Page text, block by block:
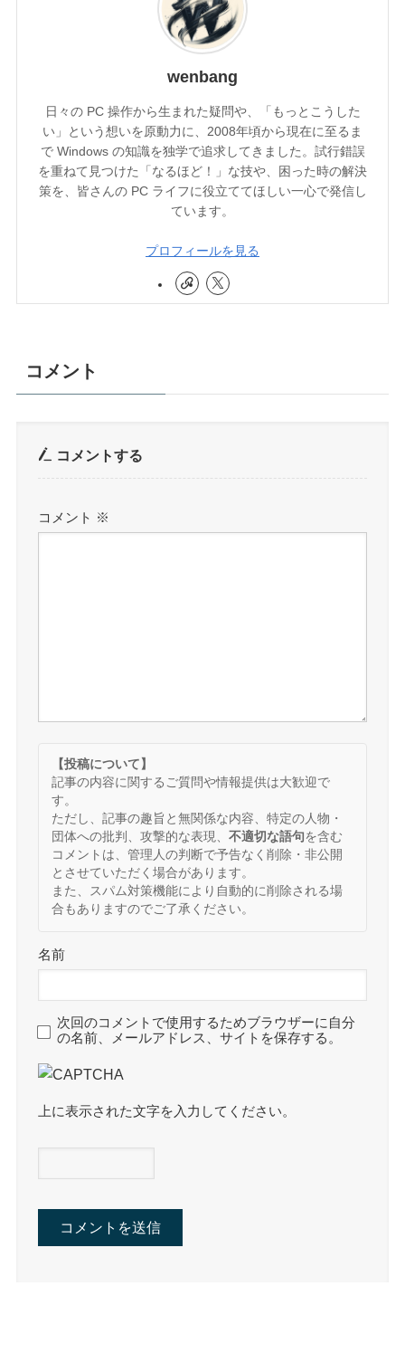
wenbang
日々の PC 操作から生まれた疑問や、「もっとこうした
い」という想いを原動力に、2008年頃から現在に至るま
で Windows の知識を独学で追求してきました。試行錯誤
を重ねて見つけた「なるほど！」な技や、困った時の解決
策を、皆さんの PC ライフに役立ててほしい一心で発信し
ています。
プロフィールを見る
コメント
コメントする
コメント ※
【投稿について】
記事の内容に関するご質問や情報提供は大歓迎で
す。
ただし、記事の趣旨と無関係な内容、特定の人物・
団体への批判、攻撃的な表現、 不適切な語句を含む
コメントは、管理人の判断で予告なく削除・非公開
とさせていただく場合があります。
また、スパム対策機能により自動的に削除される場
合もありますのでご了承ください。
名前
次回のコメントで使用するためブラウザーに自分
の名前、メールアドレス、サイトを保存する。
上に表示された文字を入力してください。